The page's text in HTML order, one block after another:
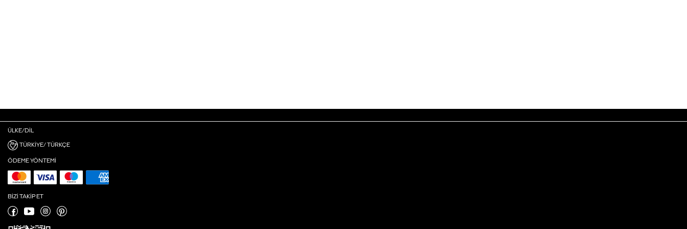
ÜLKE/DIL
TÜRKIYE/ TÜRKÇE
ÖDEME YÖNTEMI
BIZI TAKIP ET